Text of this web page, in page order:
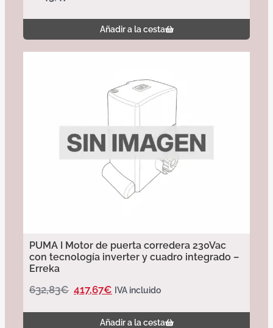
Añadir a la cesta
PUMA I Motor de puerta corredera 230Vac
con tecnología inverter y cuadro integrado –
Erreka
632,83€ 417,67€ IVA incluido
Añadir a la cesta